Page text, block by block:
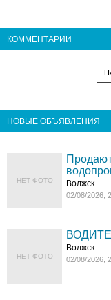
КОММЕНТАРИИ
НОВЫЕ ОБЪЯВЛЕНИЯ
НЕТ ФОТО Волжск
02/08/2026,
НЕТ ФОТО
Волжск
02/08/2026,